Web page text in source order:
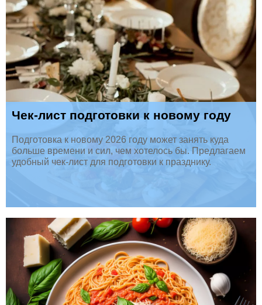
Чек-лист подготовки к новому году
Подготовка к новому 2026 году может занять куда
больше времени и сил, чем хотелось бы. Предлагаем
удобный чек-лист для подготовки к празднику.